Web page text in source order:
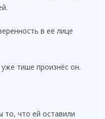
в её лице
тише произнёс он.
что ей оставили